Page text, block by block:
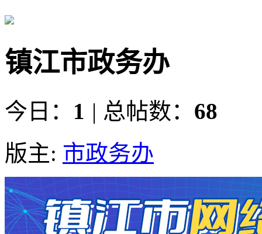
镇江市政务办
今日： 1 | 总帖数： 68
版主: 市政务办